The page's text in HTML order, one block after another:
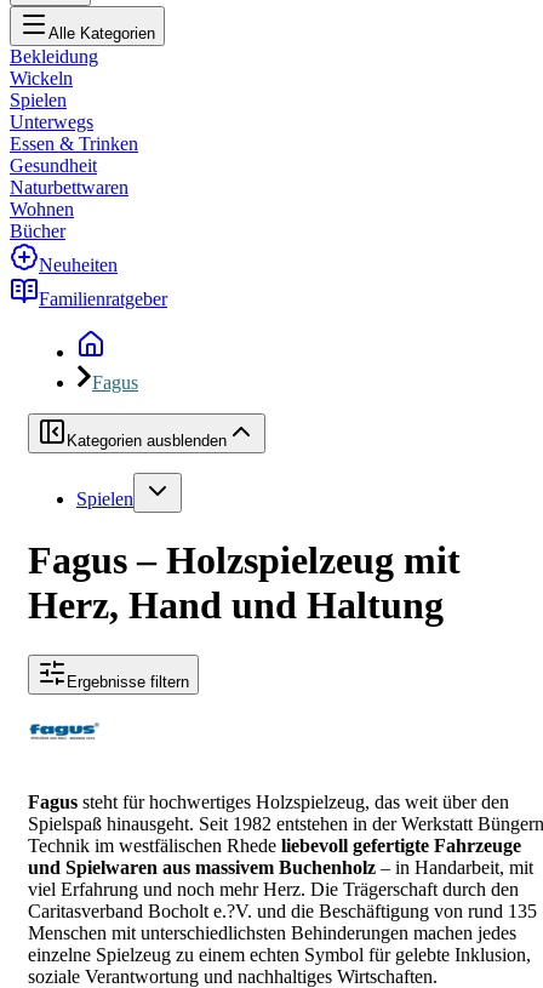
Alle Kategorien
Bekleidung
Wickeln
Spielen
Unterwegs
Essen & Trinken
Gesundheit
Naturbettwaren
Wohnen
Bücher
Neuheiten
Familienratgeber
Fagus
Kategorien ausblenden
Spielen
Fagus – Holzspielzeug mit
Herz, Hand und Haltung
Ergebnisse filtern
Fagus steht für hochwertiges Holzspielzeug, das weit über den
Spielspaß hinausgeht. Seit 1982 entstehen in der Werkstatt
Technik im westfälischen Rhede liebevoll gefertigte Fahrzeuge
und Spielwaren aus massivem Buchenholz – in Handarbeit, mit
viel Erfahrung und noch mehr Herz. Die Trägerschaft durch den
Caritasverband Bocholt e.?V. und die Beschäftigung von rund 135
Menschen mit unterschiedlichsten Behinderungen machen jedes
einzelne Spielzeug zu einem echten Symbol für gelebte Inklusion,
soziale Verantwortung und nachhaltiges Wirtschaften.